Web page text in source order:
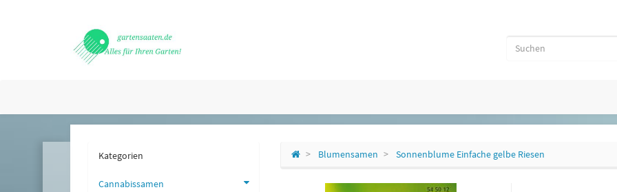
Blumensamen Sonnenblume Einfache gelbe Riesen
Kategorien
Cannabissamen